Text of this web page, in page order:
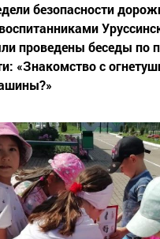
безопасности
проведены беседы по
«Знакомство с